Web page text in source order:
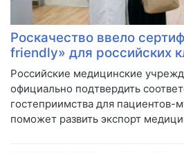
Роскачество ввело
friendly» для российских
Российские медицинские
официально подтвердить
гостеприимства для пациентов-
поможет развить экспорт